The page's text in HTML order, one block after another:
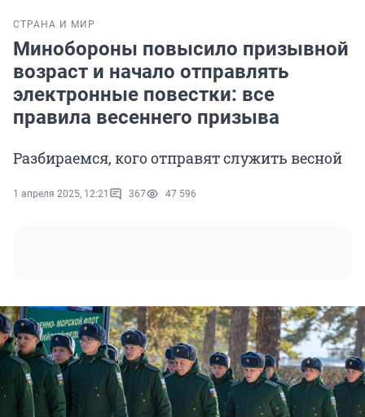
СТРАНА И МИР
Минобороны повысило призывной
возраст и начало отправлять
электронные повестки: все
правила весеннего призыва
Разбираемся, кого отправят служить весной
1 апреля 2025, 12:21 367 47 596